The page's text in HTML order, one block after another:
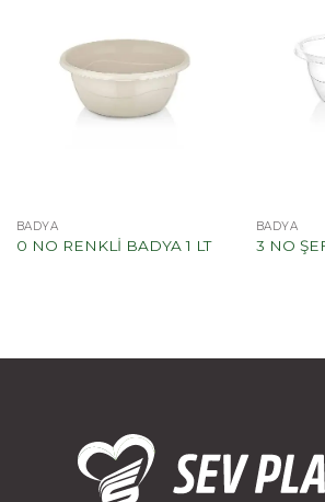
BADYA
0 NO RENKLİ BADYA 1 LT
BADYA
3 NO